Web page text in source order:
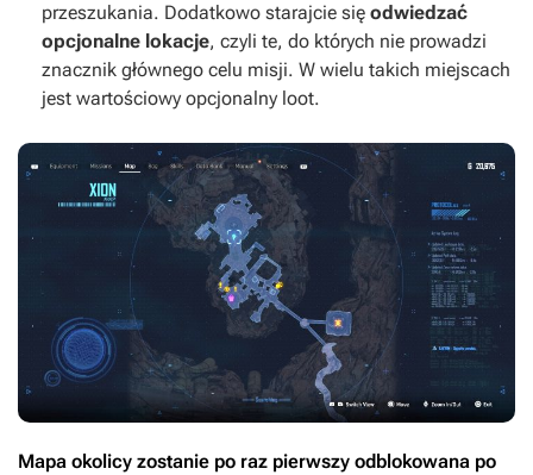
przeszukania. Dodatkowo starajcie się odwiedzać
opcjonalne lokacje, czyli te, do których nie prowadzi
znacznik głównego celu misji. W wielu takich miejscach
jest wartościowy opcjonalny loot.
Mapa okolicy zostanie po raz pierwszy odblokowana po